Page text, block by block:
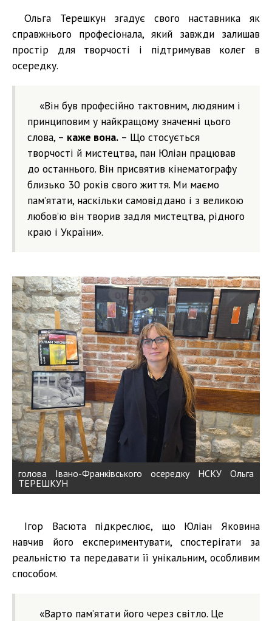
Ольга Терешкун згадує свого наставника як
справжнього професіонала, який завжди залишав
простір для творчості і підтримував колег в
осередку.
«Він був професійно тактовним, людяним і
принциповим у найкращому значенні цього
слова, – каже вона. – Що стосується
творчості й мистецтва, пан Юліан працював
до останнього. Він присвятив кінематографу
близько 30 років свого життя. Ми маємо
пам’ятати, наскільки самовіддано і з великою
любов’ю він творив задля мистецтва, рідного
краю і України».
голова Івано-Франківського осередку НСКУ Ольга
ТЕРЕШКУН
Ігор Васюта підкреслює, що Юліан Яковина
навчив його експериментувати, спостерігати за
реальністю та передавати її унікальним, особливим
способом.
«Варто пам’ятати його через світло. Це